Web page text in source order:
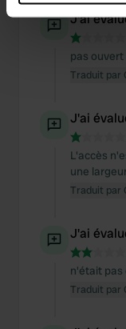
which can be
Identify your
specific
Find out more
We use cookies
provide social
We also share
our social media,
of their services.
J'ai
pas
Traduit par
J'ai
L'accès
une
Traduit par
J'ai
n'était pas
Traduit par